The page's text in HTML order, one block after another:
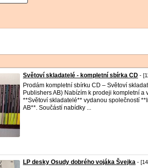
Světoví skladatelé - kompletní sbírka CD -
Prodám kompletní sbírku CD – Světoví
Publishers AB) Nabízím k prodeji kompletní a
**Světoví skladatelé** vydanou společností
AB**. Součástí nabídky ...
LP desky Osudy dobrého vojáka Švejka -